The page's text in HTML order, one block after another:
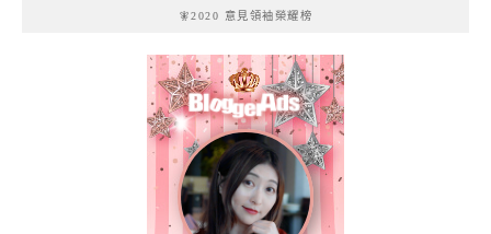
🧚2020 意見領袖榮耀榜